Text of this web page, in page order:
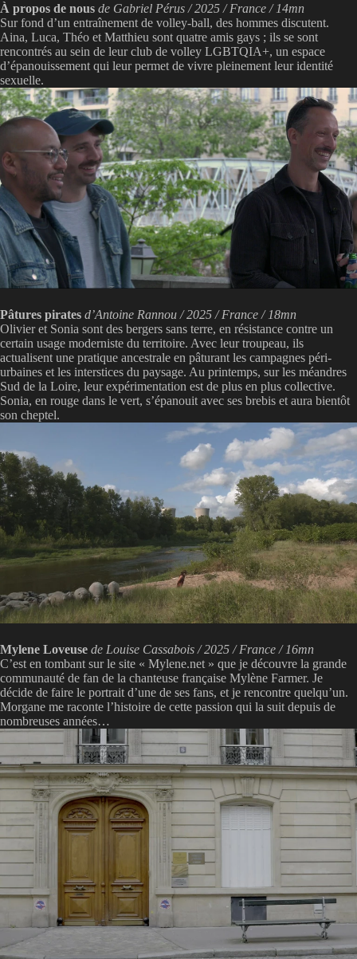
À propos de nous de Gabriel Pérus / 2025 / France / 14mn
Sur fond d’un entraînement de volley-ball, des hommes discutent.
Aina, Luca, Théo et Matthieu sont quatre amis gays ; ils se sont
rencontrés au sein de leur club de volley LGBTQIA+, un espace
d’épanouissement qui leur permet de vivre pleinement leur identité
sexuelle.
Pâtures pirates d’Antoine Rannou / 2025 / France / 18mn
Olivier et Sonia sont des bergers sans terre, en résistance contre un
certain usage moderniste du territoire. Avec leur troupeau, ils
actualisent une pratique ancestrale en pâturant les campagnes péri-
urbaines et les interstices du paysage. Au printemps, sur les méandres
Sud de la Loire, leur expérimentation est de plus en plus collective.
Sonia, en rouge dans le vert, s’épanouit avec ses brebis et aura bientôt
son cheptel.
Mylene Loveuse de Louise Cassabois / 2025 / France / 16mn
C’est en tombant sur le site « Mylene.net » que je découvre la grande
communauté de fan de la chanteuse française Mylène Farmer. Je
décide de faire le portrait d’une de ses fans, et je rencontre quelqu’un.
Morgane me raconte l’histoire de cette passion qui la suit depuis de
nombreuses années…